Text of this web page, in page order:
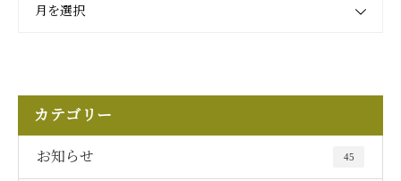
月を選択
カテゴリー
お知らせ 45